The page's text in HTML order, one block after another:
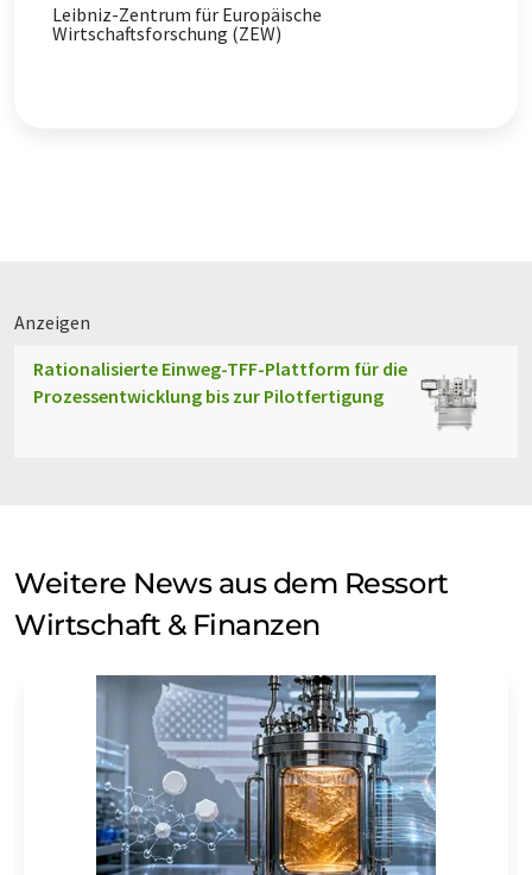
Leibniz-Zentrum für Europäische
Wirtschaftsforschung (ZEW)
Anzeigen
Rationalisierte Einweg-TFF-Plattform für die
Prozessentwicklung bis zur Pilotfertigung
Weitere News aus dem Ressort
Wirtschaft & Finanzen